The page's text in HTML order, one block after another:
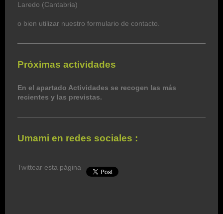
Laredo (Cantabria)
o bien utilizar nuestro formulario de contacto.
Próximas actividades
En el apartado Actividades se recogen las más
recientes y las previstas.
Umami en redes sociales :
Twittear esta página